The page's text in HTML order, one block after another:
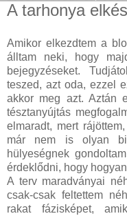
A tarhonya
Amikor elkezdtem a
álltam neki, hogy
bejegyzéseket.
teszed, azt oda, ezzel
akkor meg azt. Aztán
tésztanyújtás
elmaradt, mert
már nem is olyan
hülyeségnek
érdeklődni, hogy
A terv maradványai
csak-csak feltettem
rakat fázisképet,